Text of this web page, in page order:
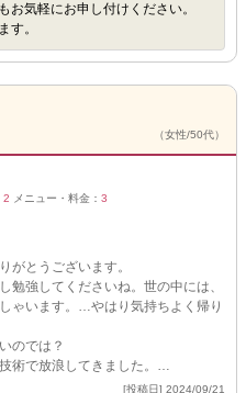
お気軽にお申し付けください。
す。
（女性/50代）
2 メニュー・料金： 3
がとうございます。
勉強してくださいね。世の中には、
ゃいます。…やはり気持ちよく帰り
のでは？
術で放浪してきました。…
[投稿日] 2024/09/21